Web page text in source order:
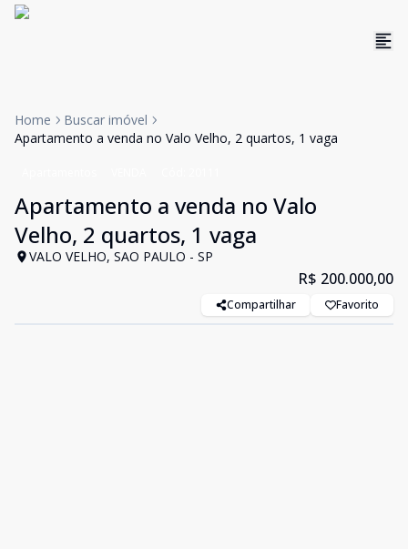
Home
Buscar imóvel
Apartamento a venda no Valo Velho, 2 quartos, 1 vaga
Apartamento a venda no Valo
Velho, 2 quartos, 1 vaga
VALO VELHO, SAO PAULO - SP
R$ 200.000,00
Compartilhar Favorito